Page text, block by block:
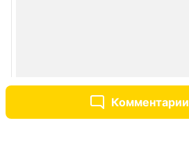
Комментарии